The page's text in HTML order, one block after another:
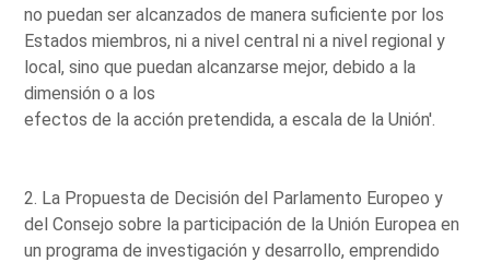
no puedan ser alcanzados de manera suficiente por los
Estados miembros, ni a nivel central ni a nivel regional y
local, sino que puedan alcanzarse mejor, debido a la
dimensión o a los
efectos de la acción pretendida, a escala de la Unión'.
2. La Propuesta de Decisión del Parlamento Europeo y
del Consejo sobre la participación de la Unión Europea en
un programa de investigación y desarrollo, emprendido